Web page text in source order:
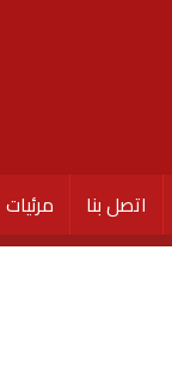
اتصل بنا مرئيات